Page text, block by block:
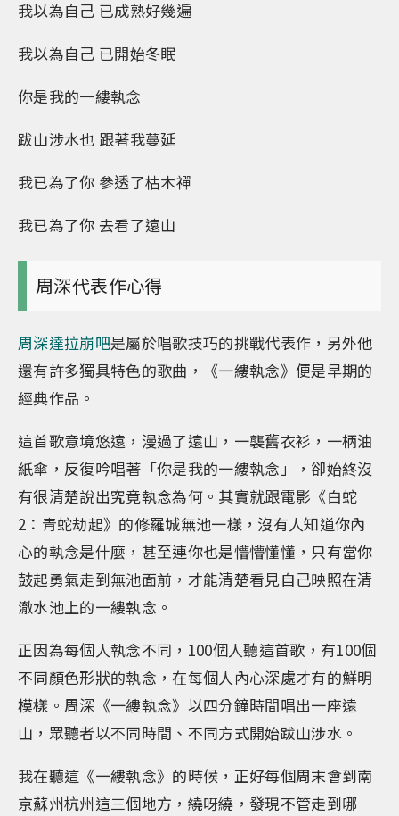
我以為自己 已成熟好幾遍
我以為自己 已開始冬眠
你是我的一縷執念
跋山涉水也 跟著我蔓延
我已為了你 參透了枯木禪
我已為了你 去看了遠山
周深代表作心得
周深達拉崩吧是屬於唱歌技巧的挑戰代表作，另外他
還有許多獨具特色的歌曲，《一縷執念》便是早期的
經典作品。
這首歌意境悠遠，漫過了遠山，一襲舊衣衫，一柄油
紙傘，反復吟唱著「你是我的一縷執念」，卻始終沒
有很清楚說出究竟執念為何。其實就跟電影《白蛇
2：青蛇劫起》的修羅城無池一樣，沒有人知道你內
心的執念是什麼，甚至連你也是懵懵懂懂，只有當你
鼓起勇氣走到無池面前，才能清楚看見自己映照在清
澈水池上的一縷執念。
正因為每個人執念不同，100個人聽這首歌，有100個
不同顏色形狀的執念，在每個人內心深處才有的鮮明
模樣。周深《一縷執念》以四分鐘時間唱出一座遠
山，眾聽者以不同時間、不同方式開始跋山涉水。
我在聽這《一縷執念》的時候，正好每個周末會到南
京蘇州杭州這三個地方，繞呀繞，發現不管走到哪